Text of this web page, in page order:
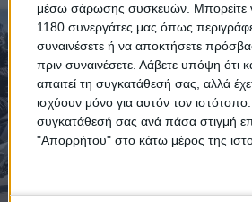
μέσω σάρωσης συσκευών. Μπορείτε
1180 συνεργάτες μας όπως
συναινέσετε ή να αποκτήσετε
πριν συναινέσετε. Λάβετε υπόψη ότι
απαιτεί τη συγκατάθεσή σας, αλλά
ισχύουν μόνο για αυτόν τον
συγκατάθεσή σας ανά πάσα στιγμή
"Απορρήτου" στο κάτω μέρος της
Νέα
Πλέον